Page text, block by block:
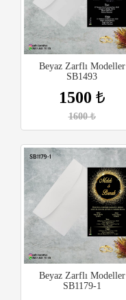
Beyaz Zarflı Modeller
SB1493
1500 ₺
1600₺
Beyaz Zarflı Modeller
SB1179-1